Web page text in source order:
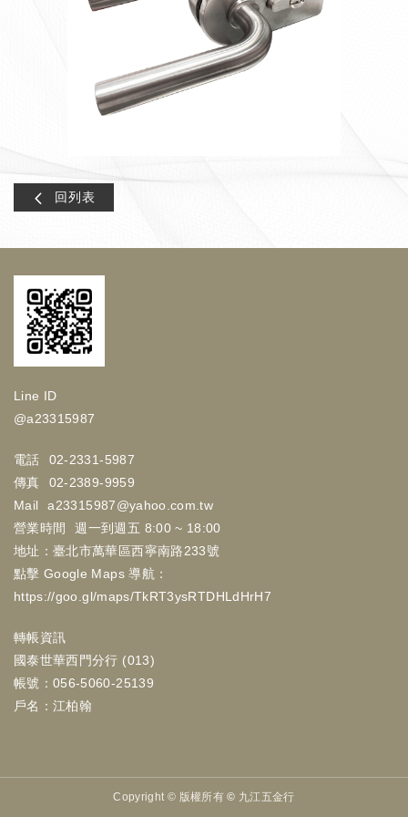
回列表
Line ID
@a23315987
電話
02-2331-5987
傳真
02-2389-9959
Mail
a23315987@yahoo.com.tw
營業時間
週一到週五 8:00 ~ 18:00
地址：臺北市萬華區西寧南路233號
點擊 Google Maps 導航：
https://goo.gl/maps/TkRT3ysRTDHLdHrH7
轉帳資訊
國泰世華西門分行 (013)
帳號：056-5060-25139
戶名：江柏翰
Copyright © 版權所有 © 九江五金行